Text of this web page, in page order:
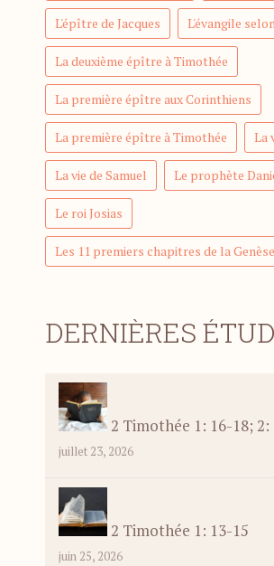
L'épître de Jacques L'évangile
La deuxième épître à Timothée
La première épître aux Corinthiens
La première épître à Timothée La
La vie de Samuel Le prophète
Le roi Josias
Les 11 premiers chapitres de la Genèse
DERNIÈRES
2 Timothée 1: 16-18; 2:
juillet 23, 2026
2 Timothée 1: 13-15
juin 25, 2026